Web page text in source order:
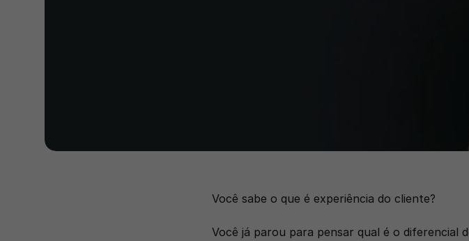
Você sabe o que é experiência do cliente?
Você já parou para pensar qual é o diferencial